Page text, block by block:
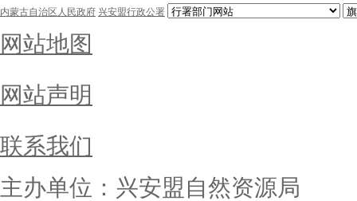
内蒙古自治区人民政府 兴安盟行政公署
网站地图
网站声明
联系我们
主办单位：兴安盟自然资源局